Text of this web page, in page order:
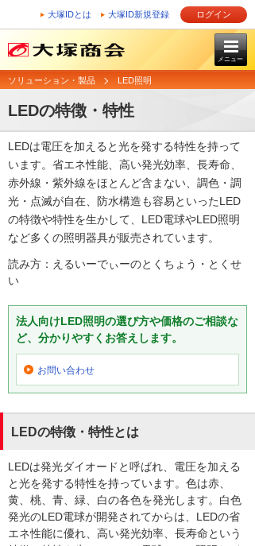
大塚IDとは 大塚ID新規登録 ログイン
メニュー
ソリューション・製品 LED照明
LEDの特徴・特性
LEDは電圧を加えると光を発する特性を持って
います。省エネ性能、高い発光効率、長寿命、
赤外線・紫外線をほとんど含まない、調色・調
光・点滅が自在、防水構造も容易といったLED
の特徴や特性を生かして、LED電球やLED照明
など多くの照明器具が販売されています。
読み方：えるいーでぃーのとくちょう・とくせ
い
法人向けLED照明の選び方や価格のご相談な
ど、分かりやすくお答えします。
お問い合わせ
LEDの特徴・特性とは
LEDは発光ダイオードと呼ばれ、電圧を加える
と光を発する特性を持っています。色は赤、
黄、桃、青、緑、白の各色を発光します。白色
発光のLED電球が開発されてからは、LEDの省
エネ性能に優れ、高い発光効率、長寿命という